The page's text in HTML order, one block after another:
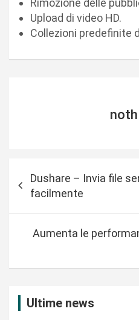
Upload di video HD.
Collezioni predefinite
a
Dushare – Invia file
facilmente
Aumenta le
Ultime news